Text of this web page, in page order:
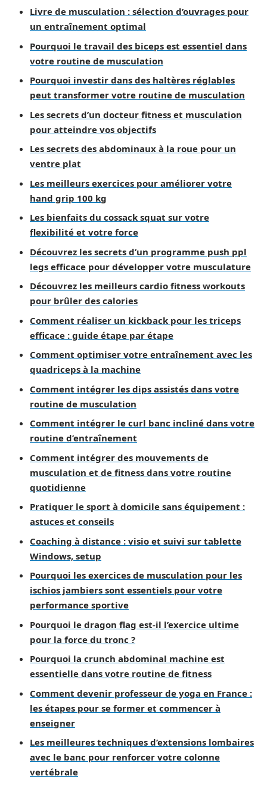
Livre de musculation : sélection d’ouvrages pour
un entraînement optimal
Pourquoi le travail des biceps est essentiel dans
votre routine de musculation
Pourquoi investir dans des haltères réglables
peut transformer votre routine de musculation
Les secrets d’un docteur fitness et musculation
pour atteindre vos objectifs
Les secrets des abdominaux à la roue pour un
ventre plat
Les meilleurs exercices pour améliorer votre
hand grip 100 kg
Les bienfaits du cossack squat sur votre
flexibilité et votre force
Découvrez les secrets d’un programme push ppl
legs efficace pour développer votre musculature
Découvrez les meilleurs cardio fitness workouts
pour brûler des calories
Comment réaliser un kickback pour les triceps
efficace : guide étape par étape
Comment optimiser votre entraînement avec les
quadriceps à la machine
Comment intégrer les dips assistés dans votre
routine de musculation
Comment intégrer le curl banc incliné dans votre
routine d’entraînement
Comment intégrer des mouvements de
musculation et de fitness dans votre routine
quotidienne
Pratiquer le sport à domicile sans équipement :
astuces et conseils
Coaching à distance : visio et suivi sur tablette
Windows, setup
Pourquoi les exercices de musculation pour les
ischios jambiers sont essentiels pour votre
performance sportive
Pourquoi le dragon flag est-il l’exercice ultime
pour la force du tronc ?
Pourquoi la crunch abdominal machine est
essentielle dans votre routine de fitness
Comment devenir professeur de yoga en France :
les étapes pour se former et commencer à
enseigner
Les meilleures techniques d’extensions lombaires
avec le banc pour renforcer votre colonne
vertébrale